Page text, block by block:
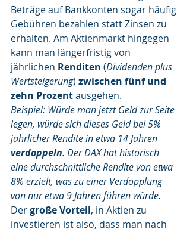
Beträge auf Bankkonten sogar häufig
Gebühren bezahlen statt Zinsen zu
erhalten. Am Aktienmarkt hingegen
kann man längerfristig von
jährlichen Renditen (Dividenden plus
Wertsteigerung) zwischen fünf und
zehn Prozent ausgehen.
Beispiel: Würde man jetzt Geld zur Seite
legen, würde sich dieses Geld bei 5%
jährlicher Rendite in etwa 14 Jahren
verdoppeln. Der DAX hat historisch
eine durchschnittliche Rendite von etwa
8% erzielt, was zu einer Verdopplung
von nur etwa 9 Jahren führen würde.
Der große Vorteil, in Aktien zu
investieren ist also, dass man nach